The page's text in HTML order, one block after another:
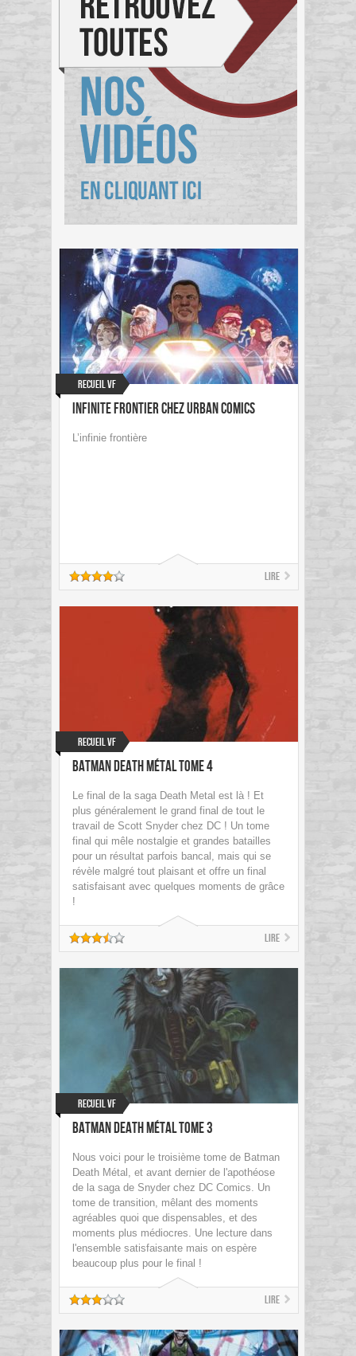
Recueil VF
Infinite Frontier chez Urban Comics
L’infinie frontière
Lire
Recueil VF
Batman Death Métal tome 4
Le final de la saga Death Metal est là ! Et
plus généralement le grand final de tout le
travail de Scott Snyder chez DC ! Un tome
final qui mêle nostalgie et grandes batailles
pour un résultat parfois bancal, mais qui se
révèle malgré tout plaisant et offre un final
satisfaisant avec quelques moments de grâce
!
Lire
Recueil VF
Batman Death Métal tome 3
Nous voici pour le troisième tome de Batman
Death Métal, et avant dernier de l'apothéose
de la saga de Snyder chez DC Comics. Un
tome de transition, mêlant des moments
agréables quoi que dispensables, et des
moments plus médiocres. Une lecture dans
l'ensemble satisfaisante mais on espère
beaucoup plus pour le final !
Lire